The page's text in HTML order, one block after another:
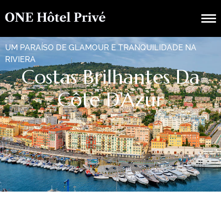
UM PARAÍSO DE GLAMOUR E TRANQUILIDADE NA
RIVIERA
Costas Brilhantes Da
Côte D'Azur